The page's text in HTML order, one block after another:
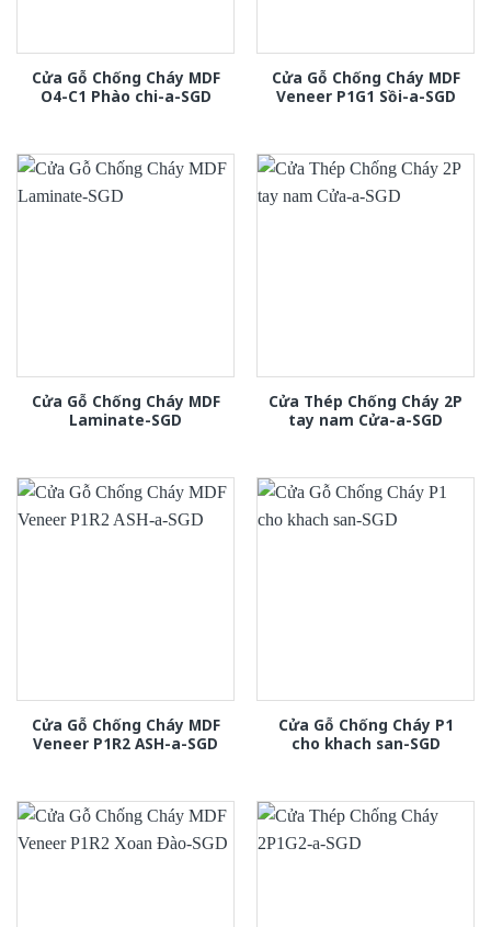
Cửa Gỗ Chống Cháy MDF
O4-C1 Phào chi-a-SGD
Cửa Gỗ Chống Cháy MDF
Veneer P1G1 Sồi-a-SGD
Cửa Gỗ Chống Cháy MDF
Laminate-SGD
Cửa Thép Chống Cháy 2P
tay nam Cửa-a-SGD
Cửa Gỗ Chống Cháy MDF
Veneer P1R2 ASH-a-SGD
Cửa Gỗ Chống Cháy P1
cho khach san-SGD